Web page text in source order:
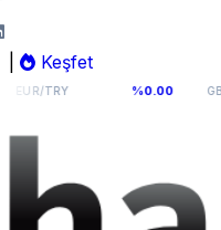
Keşfet
%0.00 GBP/TRY64,291